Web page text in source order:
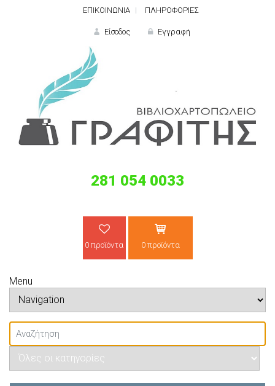
ΕΠΙΚΟΙΝΩΝΙΑ ΠΛΗΡΟΦΟΡΙΕΣ
Είσοδος
ΝΕΟΣ ΠΕΛΑΤΗΣ;
Εγγραφή
281 054 0033
0 προϊόντα 0 προϊόντα
Menu